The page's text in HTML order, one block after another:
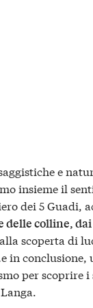
e
insieme il
dei 5 Guadi,
delle colline,
alla scoperta di
in conclusione,
per scoprire i